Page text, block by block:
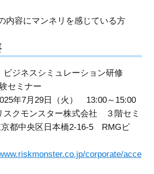
内容にマンネリを感じている方
ジネスシミュレーション研修
セミナー
年7月29日（火） 13:00～15:00
クモンスター株式会社 ３階セミ
都中央区日本橋2-16-5 RMGビ
corporate/acce